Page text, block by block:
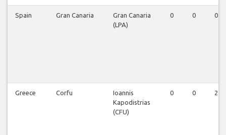
Spain Gran Canaria
Gran Canaria
(LPA)
0 0 0
Greece Corfu
Ioannis
Kapodistrias
(CFU)
0 0 2